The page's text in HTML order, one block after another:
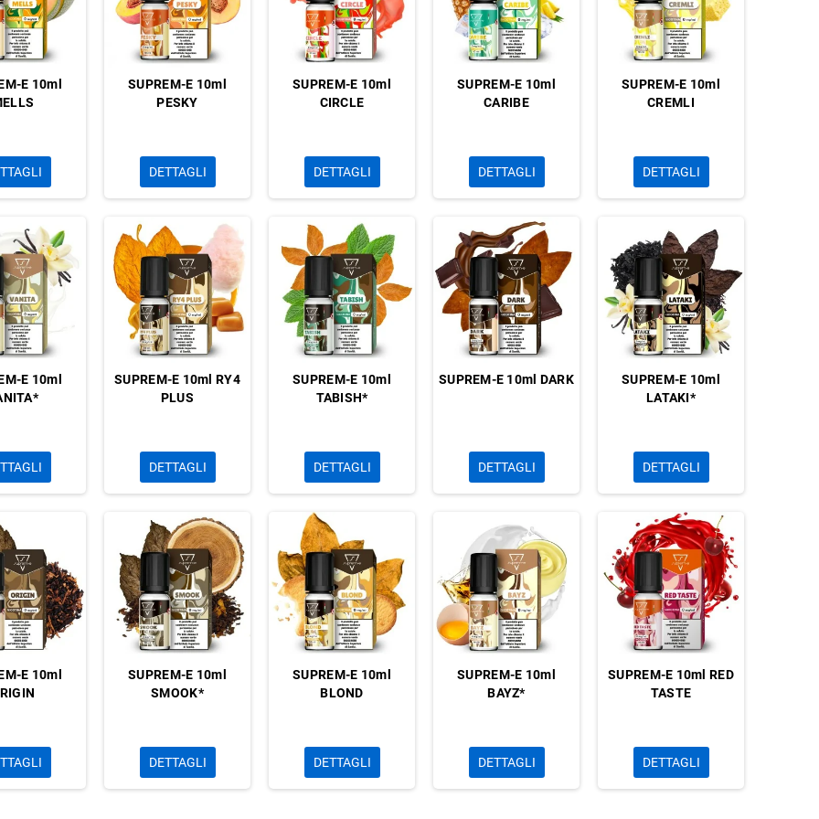
E 10ml
SUPREM-E 10ml
PESKY
DETTAGLI
SUPREM-E 10ml
CIRCLE
DETTAGLI
SUPREM-E 10ml
CARIBE
DETTAGLI
SUPREM-E 10ml
CREMLI
DETTAGLI
E 10ml
SUPREM-E 10ml RY4
PLUS
DETTAGLI
SUPREM-E 10ml
TABISH*
DETTAGLI
SUPREM-E 10ml DARK
DETTAGLI
SUPREM-E 10ml
LATAKI*
DETTAGLI
E 10ml
SUPREM-E 10ml
SMOOK*
DETTAGLI
SUPREM-E 10ml
BLOND
DETTAGLI
SUPREM-E 10ml
BAYZ*
DETTAGLI
SUPREM-E 10ml RED
TASTE
DETTAGLI